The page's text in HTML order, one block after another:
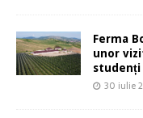
Ferma
unor
studenți
30 iulie